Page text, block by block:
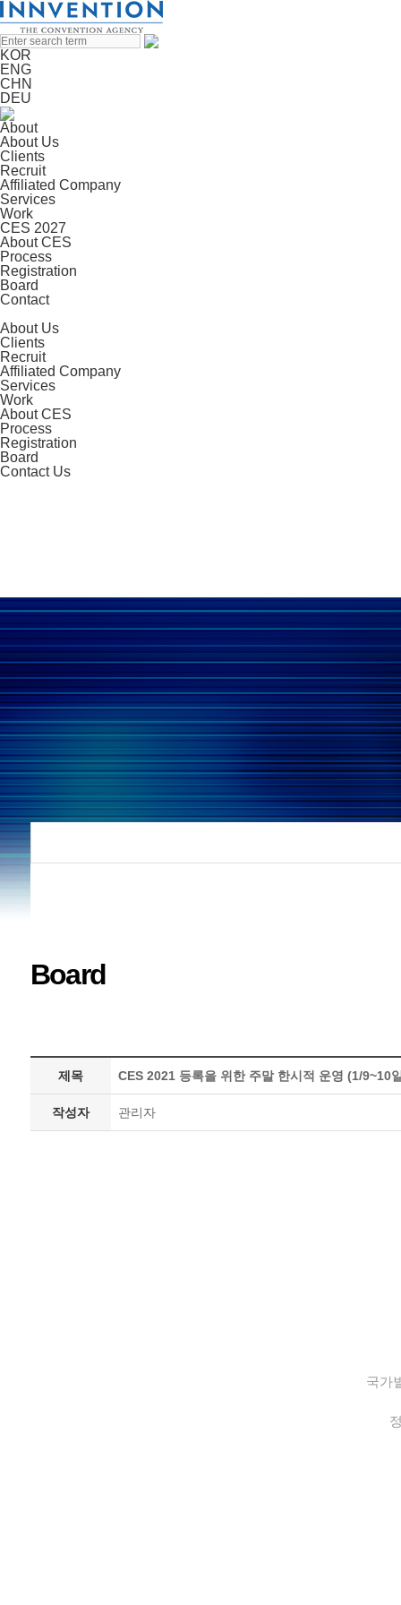
KOR
ENG
CHN
DEU
About
About Us
Clients
Recruit
Affiliated Company
Services
Work
CES 2027
About CES
Process
Registration
Board
Contact
About Us
Clients
Recruit
Affiliated Company
Services
Work
About CES
Process
Registration
Board
Contact Us
Board
제목 CES 2021 등록을 위한 주말 한시적 운영 (1/9~10
작성자 관리자
국가